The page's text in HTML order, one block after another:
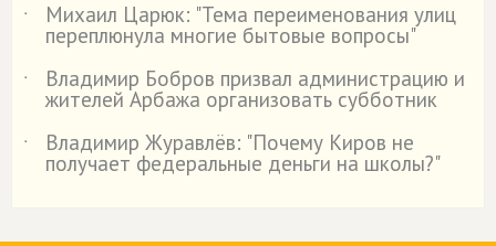
˙
Михаил Царюк: "Тема переименования улиц
переплюнула многие бытовые вопросы"
˙
Владимир Бобров призвал администрацию и
жителей Арбажа организовать субботник
˙
Владимир Журавлёв: "Почему Киров не
получает федеральные деньги на школы?"